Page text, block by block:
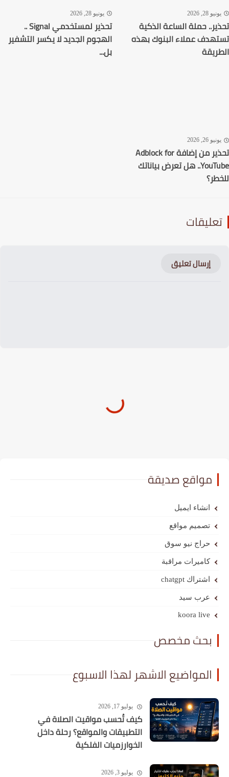
28, 2026
حملة الساعة الذكية
عملاء البنوك بهذه
يونيو 28, 2026
تحذير لمستخدمي Signal ..
الهجوم الجديد لا يكسر التشفير
بل...
26, 2026
تحذير من إضافة Adblock for
YouTube.. هل تعرض بياناتك
إرسال تعليق
مواقع صديقة
انشاء ايميل
تصميم مواقع
حراج نيو سوق
كاميرات مراقبة
اشتراك chatgpt
عرب سيد
koora live
بحث مخصص
المواضيع الاشهر لهذا الاسبوع
يوليو 17, 2026
كيف تُحسب مواقيت الصلاة في
التطبيقات والمواقع؟ رحلة داخل
الخوارزميات الفلكية
يوليو 3, 2026